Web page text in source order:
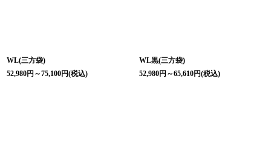
WL(三方袋)
52,980円 ～75,100円(税込)
WL黒(三方袋)
52,980円 ～65,610円(税込)